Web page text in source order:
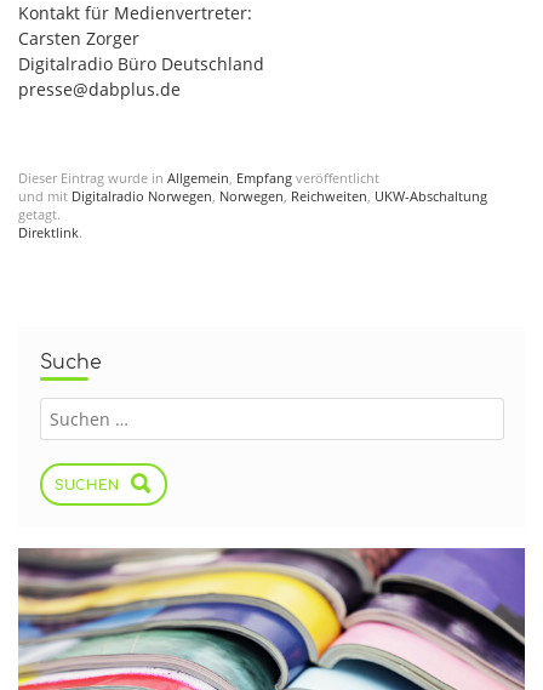
Kontakt für Medienvertreter:
Carsten Zorger
Digitalradio Büro Deutschland
presse@dabplus.de
Dieser Eintrag wurde in Allgemein, Empfang veröffentlicht
und mit Digitalradio Norwegen, Norwegen, Reichweiten, UKW-Abschaltung
getagt.
Direktlink.
Suche
SUCHEN